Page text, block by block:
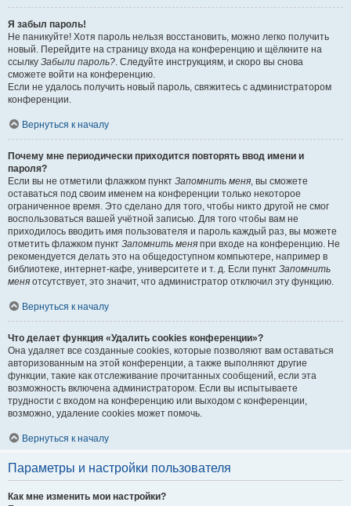
Я забыл пароль!
Не паникуйте! Хотя пароль нельзя восстановить, можно легко получить
новый. Перейдите на страницу входа на конференцию и щёлкните на
ссылку Забыли пароль?. Следуйте инструкциям, и скоро вы снова
сможете войти на конференцию.
Если не удалось получить новый пароль, свяжитесь с администратором
конференции.
Вернуться к началу
Почему мне периодически приходится повторять ввод имени и
пароля?
Если вы не отметили флажком пункт Запомнить меня, вы сможете
оставаться под своим именем на конференции только некоторое
ограниченное время. Это сделано для того, чтобы никто другой не смог
воспользоваться вашей учётной записью. Для того чтобы вам не
приходилось вводить имя пользователя и пароль каждый раз, вы можете
отметить флажком пункт Запомнить меня при входе на конференцию. Не
рекомендуется делать это на общедоступном компьютере, например в
библиотеке, интернет-кафе, университете и т. д. Если пункт Запомнить
меня отсутствует, это значит, что администратор отключил эту функцию.
Вернуться к началу
Что делает функция «Удалить cookies конференции»?
Она удаляет все созданные cookies, которые позволяют вам оставаться
авторизованным на этой конференции, а также выполняют другие
функции, такие как отслеживание прочитанных сообщений, если эта
возможность включена администратором. Если вы испытываете
трудности с входом на конференцию или выходом с конференции,
возможно, удаление cookies может помочь.
Вернуться к началу
Параметры и настройки пользователя
Как мне изменить мои настройки?